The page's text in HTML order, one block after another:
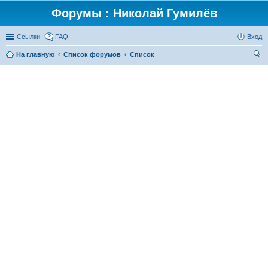
Форумы : Николай Гумилёв
Ссылки FAQ Вход
На главную Список форумов
Список